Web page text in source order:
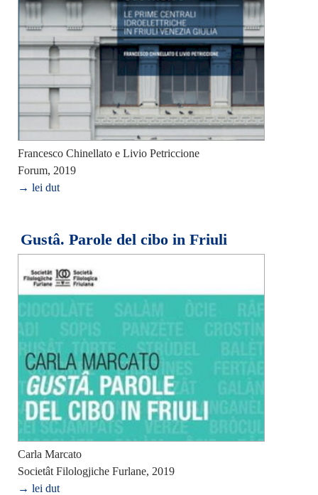
Francesco Chinellato e Livio Petriccione
Forum, 2019
→ lei dut
Gustâ. Parole del cibo in Friuli
Carla Marcato
Societât Filologjiche Furlane, 2019
→ lei dut